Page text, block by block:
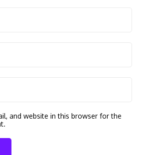
and website in this browser for the